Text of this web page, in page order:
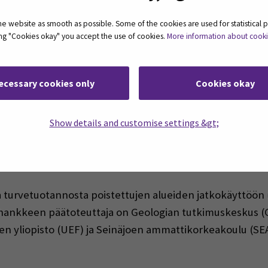
website as smooth as possible. Some of the cookies are used for statistical
"Cookies okay" you accept the use of cookies. More information about
cookies only Cookies okay
Show details and customise settings &gt;
oikeudellis-hallinnollinen sääntely ja muut
OTK, MMM, MH,Tero Laakso, Itä-Suomen
Metsäkeskuksen tapahtumasivulla.
(Opens in
turvetuotannosta poistettujen alueiden jatkokäyttöön
päätoteuttaja on Geologian tutkimuskeskus
yliopisto (UEF) ja Seinäjoen ammattikorkeakoulu